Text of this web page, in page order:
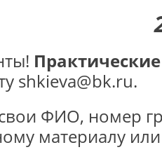
shkieva@bk.ru.
ФИО, номер
материалу